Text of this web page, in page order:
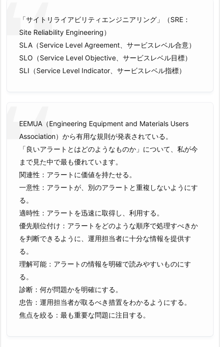
「サイトリライアビリティエンジニアリング」（SRE：
Site Reliability Engineering）
SLA（Service Level Agreement、サービスレベル合意）
SLO（Service Level Objective、サービスレベル目標）
SLI（Service Level Indicator、サービスレベル指標）
EEMUA（Engineering Equipment and Materials Users
Association）から有用な規則が発表されている。
「良いアラートとはどのようなものか」について、私が今
まで見た中で最も優れています。
関連性：アラートに価値を持たせる。
一意性：アラートが、別のアラートと重複しないようにす
る。
適時性：アラートを迅速に取得し、利用する。
優先順位付け：アラートをどのような順序で処理すべきか
を判断できるように、運用担当者に十分な情報を提供す
る。
理解可能：アラートの情報を明確で読みやすいものにす
る。
診断：何が問題かを明確にする。
忠告：運用担当者が取るべき措置をわかるようにする。
焦点を絞る：最も重要な問題に注目する。